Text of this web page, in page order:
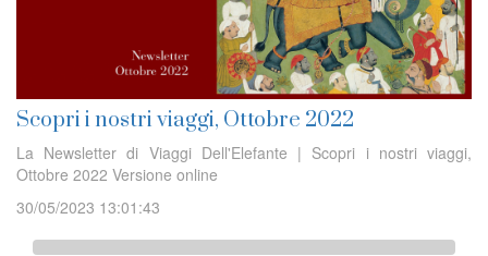
Scopri i nostri viaggi, Ottobre 2022
La Newsletter di Viaggi Dell'Elefante | Scopri i nostri viaggi,
Ottobre 2022 Versione online
30/05/2023 13:01:43